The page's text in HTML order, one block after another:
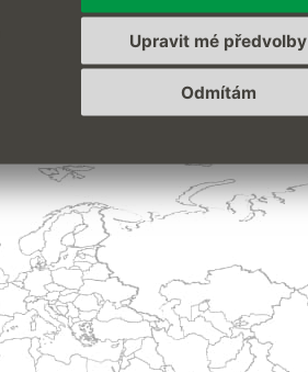
Odmítám
Upravit mé předvolby